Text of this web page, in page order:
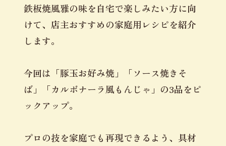
鉄板焼風雅の味を自宅で楽しみたい方に向
けて、店主おすすめの家庭用レシピを紹介
します。
今回は「豚玉お好み焼」「ソース焼きそ
ば」「カルボナーラ風もんじゃ」の3品をピ
ックアップ。
プロの技を家庭でも再現できるよう、具材